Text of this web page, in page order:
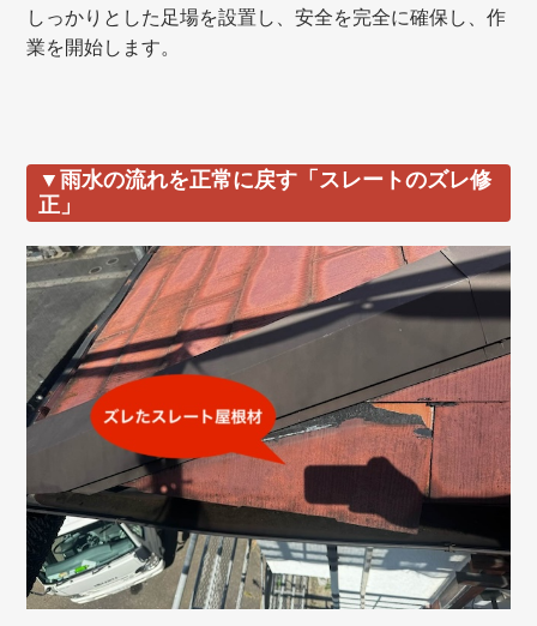
しっかりとした足場を設置し、安全を完全に確保し、作
業を開始します。
▼雨水の流れを正常に戻す「スレートのズレ修
正」